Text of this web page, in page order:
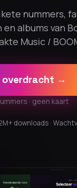
nummers,
albums van
Music /
→
· geen kaart
downloads ·